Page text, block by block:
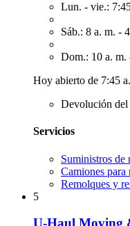
Lun. - vie.:
Sáb.: 8 a. m. -
Dom.: 10 a. m.
Hoy abierto de 7:45
Devolución del
Servicios
Suministros de
Camiones para
Remolques y
5
U-Haul Moving